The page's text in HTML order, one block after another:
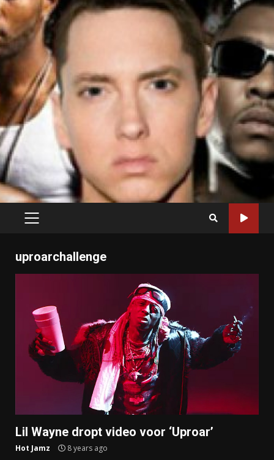
PRIMARY
uproarchallenge
Lil Wayne dropt video voor ‘Uproar’
Hot Jamz 8 years ago